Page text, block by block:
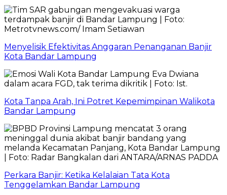
Menyelisik Efektivitas Anggaran Penanganan Banjir
Kota Bandar Lampung
Kota Tanpa Arah, Ini Potret Kepemimpinan Walikota
Bandar Lampung
Perkara Banjir: Ketika Kelalaian Tata Kota
Tenggelamkan Bandar Lampung